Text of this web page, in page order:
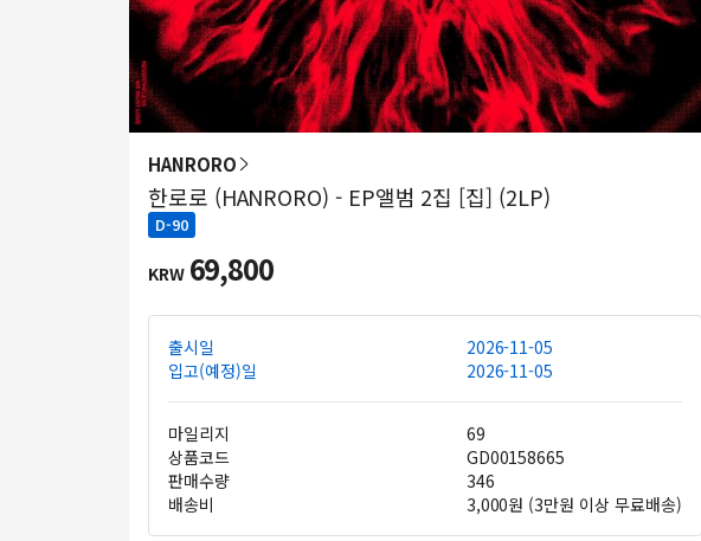
HANRORO
한로로 (HANRORO) - EP앨범 2집 [집] (2LP)
D-90
KRW 69,800
출시일
2026-11-05
입고(예정)일
2026-11-05
마일리지
69
상품코드
GD00158665
판매수량
346
배송비
3,000원 (3만원 이상 무료배송)